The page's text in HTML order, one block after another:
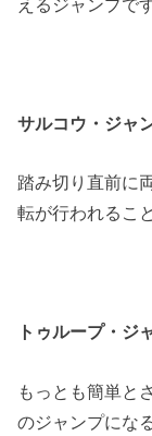
えるジャンプです
サルコウ・ジャ
踏み切り直前に
転が行われるこ
トゥループ・ジ
もっとも簡単と
のジャンプにな